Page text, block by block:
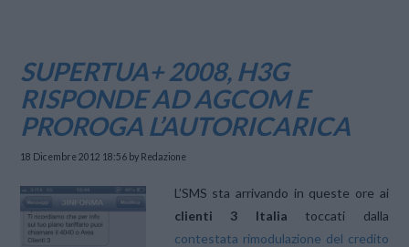
SUPERTUA+ 2008, H3G
RISPONDE AD AGCOM E
PROROGA L’AUTORICARICA
18 Dicembre 2012 18:56 by Redazione
L’SMS sta arrivando in queste ore ai
clienti 3 Italia toccati dalla
contestata rimodulazione del credito